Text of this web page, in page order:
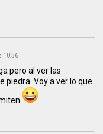
10:36
pero al ver las
piedra. Voy a ver lo que